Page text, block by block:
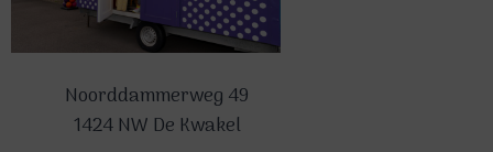
Noorddammerweg 49
1424 NW De Kwakel